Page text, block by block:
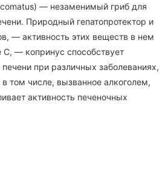
comatus) — незаменимый гриб для
Природный гепатопротектор и
— активность этих веществ в нем
— копринус способствует
при различных заболеваниях,
том числе, вызванное алкоголем,
активность печеночных